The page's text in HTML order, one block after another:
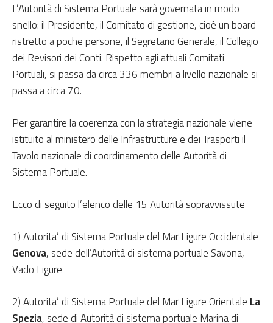
L’Autorità di Sistema Portuale sarà governata in modo
snello: il Presidente, il Comitato di gestione, cioè un board
ristretto a poche persone, il Segretario Generale, il Collegio
dei Revisori dei Conti. Rispetto agli attuali Comitati
Portuali, si passa da circa 336 membri a livello nazionale si
passa a circa 70.
Per garantire la coerenza con la strategia nazionale viene
istituito al ministero delle Infrastrutture e dei Trasporti il
Tavolo nazionale di coordinamento delle Autorità di
Sistema Portuale.
Ecco di seguito l’elenco delle 15 Autorità sopravvissute
1) Autorita’ di Sistema Portuale del Mar Ligure Occidentale
Genova, sede dell’Autorità di sistema portuale Savona,
Vado Ligure
2) Autorita’ di Sistema Portuale del Mar Ligure Orientale La
Spezia, sede di Autorità di sistema portuale Marina di